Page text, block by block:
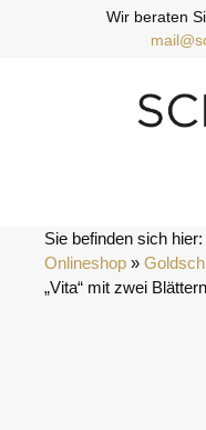
Wir beraten
Sie befinden sich hier:
Onlineshop »
„Vita“ mit zwei